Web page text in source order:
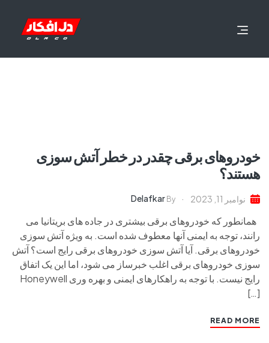
خودروهای برقی چقدر در خطر آتش سوزی
هستند؟
نوامبر 11, 2023 By
Delafkar
همانطور که خودروهای برقی بیشتری در جاده های بریتانیا می
رانند، توجه به ایمنی آنها معطوف شده است. به ویژه آتش سوزی
خودروهای برقی. آیا آتش سوزی خودروهای برقی رایج است؟ آتش
سوزی خودروهای برقی اغلب خبرساز می شود، اما این یک اتفاق
رایج نیست. با توجه به راهکارهای ایمنی و بهره وری Honeywell
[…]
READ MORE